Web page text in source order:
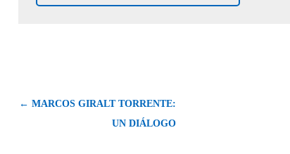
← MARCOS GIRALT TORRENTE:
UN DIÁLOGO